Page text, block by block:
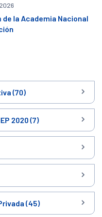
la Academia Nacional
(70)
2020 (7)
(45)